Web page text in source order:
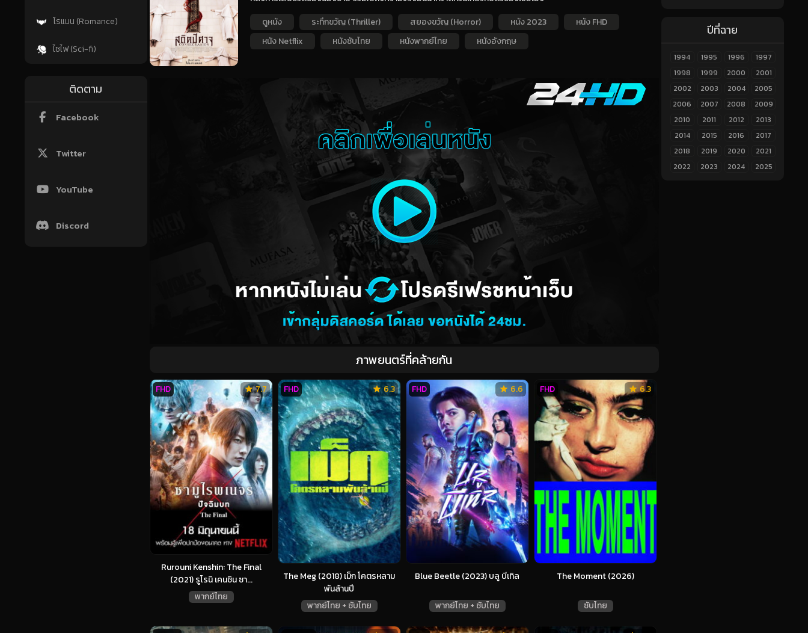
โรแมน (Romance)
ไซไฟ (Sci-fi)
ติดตาม
Facebook
Twitter
YouTube
Discord
ดูหนัง
ระทึกขวัญ (Thriller) สยองขวัญ (Horror) หนัง 2023
หนัง FHD
หนัง Netflix
หนังซับไทย หนังพากย์ไทย หนังอังกฤษ
ภาพยนตร์ที่คล้ายกัน
Rurouni Kenshin: The Final
(2021) รูโรนิ เคนชิน ซา...
พากย์ไทย
7.7
FHD
The Meg (2018) เม็ก โคตรหลาม
พันล้านปี
พากย์ไทย + ซับไทย
6.3
FHD
Blue Beetle (2023) บลู บีเทิล
พากย์ไทย + ซับไทย
6.6
FHD
The Moment (2026)
ซับไทย
6.3
FHD
ปีที่ฉาย
1994 1995 1996
1997
1998
1999 2000
2001
2002
2003 2004
2005
2006
2007 2008
2009
2010
2011 2012
2013
2014
2015 2016
2017
2018
2019 2020
2021
2022
2023 2024 2025